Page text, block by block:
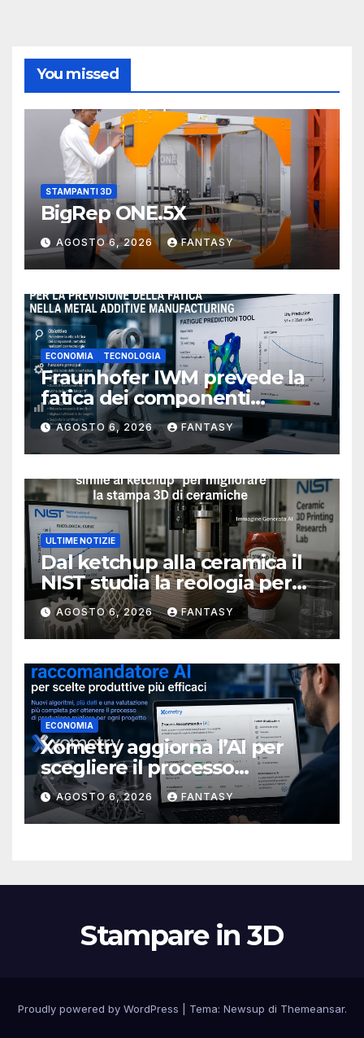
You missed
STAMPANTI 3D
BigRep ONE.5X
AGOSTO 6, 2026 FANTASY
ECONOMIA TECNOLOGIA
Fraunhofer IWM prevede la
fatica dei componenti
metallici stampati in 3D
AGOSTO 6, 2026 FANTASY
ULTIME NOTIZIE
Dal ketchup alla ceramica il
NIST studia la reologia per
rendere più affidabile la
stampa 3D
AGOSTO 6, 2026 FANTASY
ECONOMIA
Xometry aggiorna l’AI per
scegliere il processo
produttivo più adatto
AGOSTO 6, 2026 FANTASY
Stampare in 3D
Proudly powered by WordPress Tema: Newsup di Themeansar.